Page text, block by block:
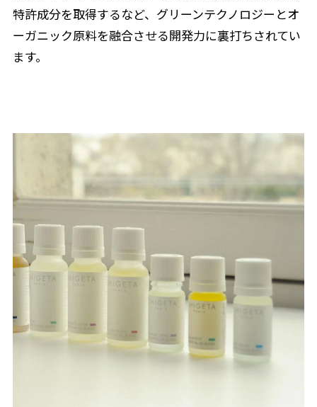
特許成分を取得するなど、グリーンテクノロジーとオ
ーガニック原料を融合させる開発力に裏打ちされてい
ます。